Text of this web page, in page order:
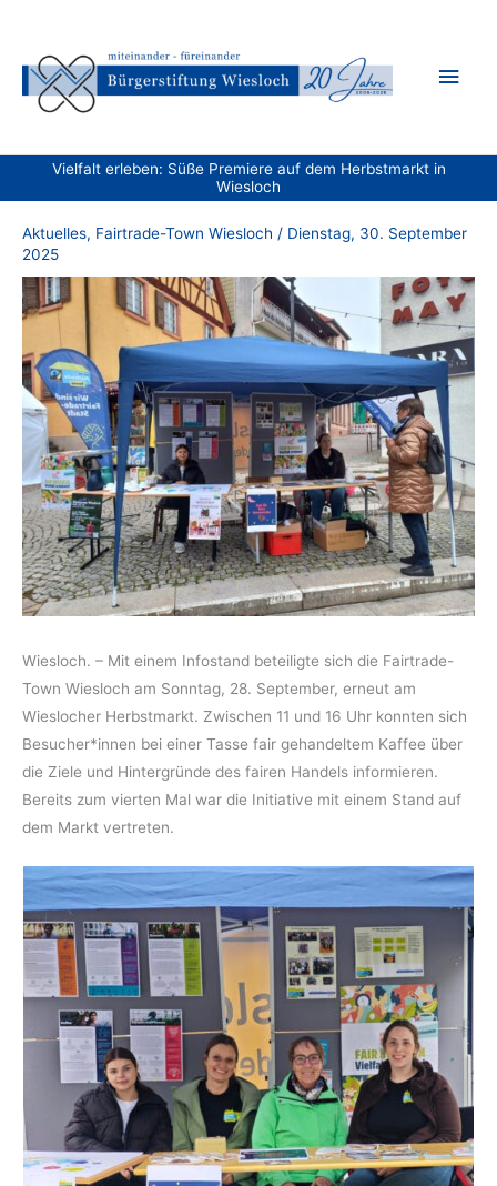
springen
Vielfalt erleben: Süße Premiere auf dem Herbstmarkt in
Wiesloch
Aktuelles, Fairtrade-Town Wiesloch / Dienstag, 30. September
2025
Wiesloch. – Mit einem Infostand beteiligte sich die Fairtrade-
Town Wiesloch am Sonntag, 28. September, erneut am
Wieslocher Herbstmarkt. Zwischen 11 und 16 Uhr konnten sich
Besucher*innen bei einer Tasse fair gehandeltem Kaffee über
die Ziele und Hintergründe des fairen Handels informieren.
Bereits zum vierten Mal war die Initiative mit einem Stand auf
dem Markt vertreten.